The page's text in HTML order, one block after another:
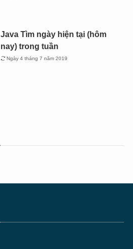
Java Tìm ngày hiện tại (hôm
nay) trong tuần
Ngày 4 tháng 7 năm 2019